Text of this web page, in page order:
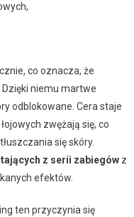
co oznacza, że
niemu martwe
odblokowane. Cera staje
zwężają się, co
się skóry.
z serii zabiegówz
efektów.
ten przyczynia się